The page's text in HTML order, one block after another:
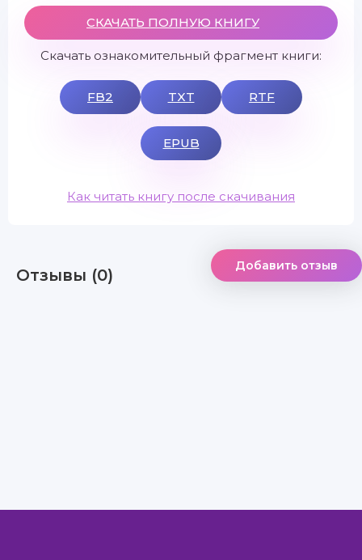
СКАЧАТЬ ПОЛНУЮ КНИГУ
Скачать ознакомительный фрагмент книги:
FB2 TXT RTF
EPUB
Как читать книгу после скачивания
Отзывы (0) Добавить отзыв